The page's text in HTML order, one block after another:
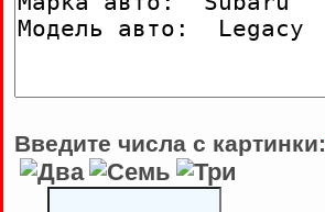
Введите числа с картинки: